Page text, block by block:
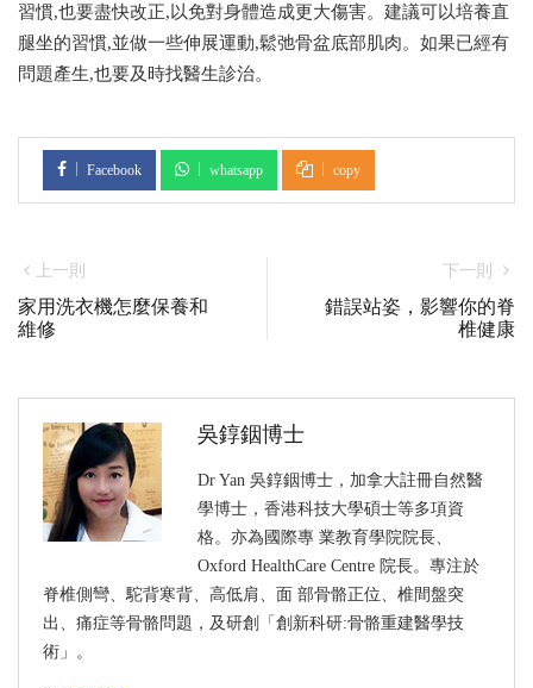
習慣,也要盡快改正,以免對身體造成更大傷害。建議可以培養直
腿坐的習慣,並做一些伸展運動,鬆弛骨盆底部肌肉。如果已經有
問題產生,也要及時找醫生診治。
Facebook whatsapp copy
上一則
家用洗衣機怎麼保養和
維修
下一則
錯誤站姿，影響你的脊
椎健康
吳錞銦博士
Dr Yan 吳錞銦博士，加拿大註冊自然醫
學博士，香港科技大學碩士等多項資
格。亦為國際專 業教育學院院長、
Oxford HealthCare Centre 院長。專注於
脊椎側彎、駝背寒背、高低肩、面 部骨骼正位、椎間盤突
出、痛症等骨骼問題，及研創「創新科研:骨骼重建醫學技
術」。